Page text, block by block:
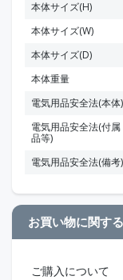
本体サイズ(H)
本体サイズ(W)
本体サイズ(D)
本体重量
電気用品安全法(本体)
電気用品安全法(付属
品等)
電気用品安全法(備考)
お買い物に関す
ご購入について